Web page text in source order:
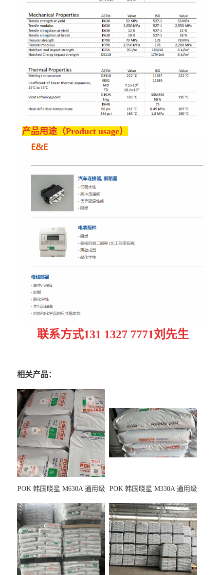
产品用途（Product usage）
联系方式131 1327 7771刘先生
相关产品：
POK 韩国晓星 M630A 通用级
POK 韩国晓星 M330A 通用级